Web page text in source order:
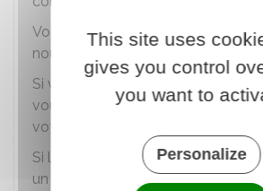
Votre établissement employeur
nouveau contrat confirmant sa
Si vous refusez de conclure ce
vous êtes maintenu en fonctions
votre contrat en cours.
Si lors de votre recrutement, vous
un autre établissement public
This site uses
gives you control
you want to
Personalize